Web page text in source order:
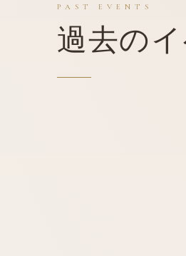
PAST EVENTS
過去の